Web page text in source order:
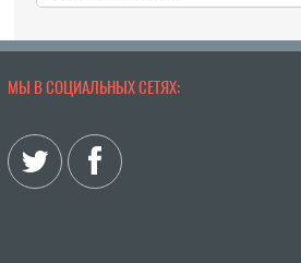
МЫ В СОЦИАЛЬНЫХ СЕТЯХ: